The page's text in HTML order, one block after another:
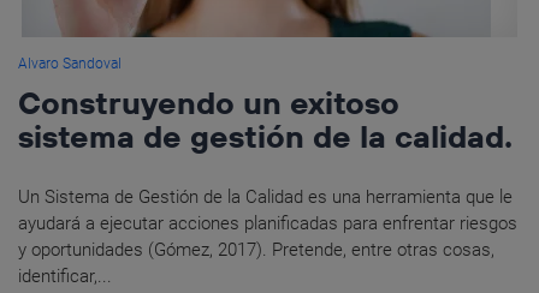
Alvaro Sandoval
Construyendo un exitoso
sistema de gestión de la calidad.
Un Sistema de Gestión de la Calidad es una herramienta que le
ayudará a ejecutar acciones planificadas para enfrentar riesgos
y oportunidades (Gómez, 2017). Pretende, entre otras cosas,
identificar,...